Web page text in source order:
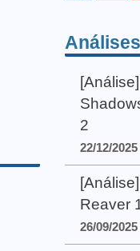
2
22/12/
Reaver
26/09/